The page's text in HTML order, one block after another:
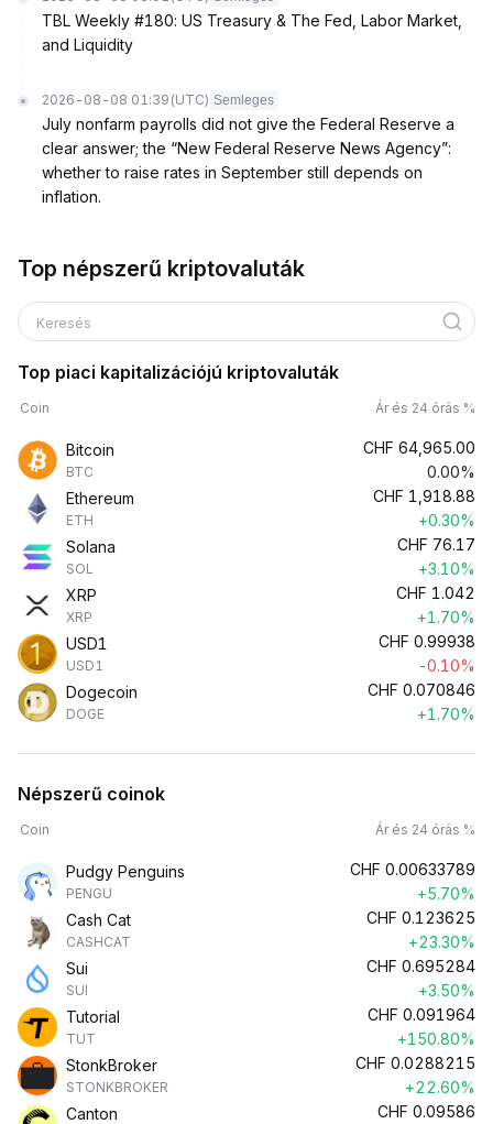
TBL Weekly #180: US Treasury & The Fed, Labor Market,
and Liquidity
2026-08-08 01:39 (UTC) Semleges
July nonfarm payrolls did not give the Federal Reserve a
clear answer; the “New Federal Reserve News Agency”:
whether to raise rates in September still depends on
inflation.
Top népszerű kriptovaluták
Keresés
Top piaci kapitalizációjú kriptovaluták
Coin Ár és 24 órás %
Bitcoin
BTC
CHF 64,965.00
0.00%
Ethereum
ETH
CHF 1,918.88
+0.30%
Solana
SOL
CHF 76.17
+3.10%
XRP
XRP
CHF 1.042
+1.70%
USD1
USD1
CHF 0.99938
-0.10%
Dogecoin
DOGE
CHF 0.070846
+1.70%
Népszerű coinok
Coin Ár és 24 órás %
Pudgy Penguins
PENGU
CHF 0.00633789
+5.70%
Cash Cat
CASHCAT
CHF 0.123625
+23.30%
Sui
SUI
CHF 0.695284
+3.50%
Tutorial
TUT
CHF 0.091964
+150.80%
StonkBroker
STONKBROKER
CHF 0.0288215
+22.60%
Canton
CHF 0.09586